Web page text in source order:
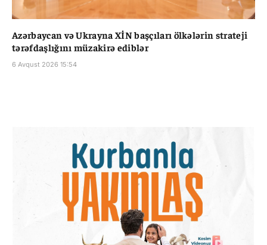
Azərbaycan və Ukrayna XİN başçıları ölkələrin strateji
tərəfdaşlığını müzakirə ediblər
6 Avqust 2026 15:54